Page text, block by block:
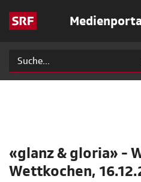
«glanz & gloria» -
Wettkochen,